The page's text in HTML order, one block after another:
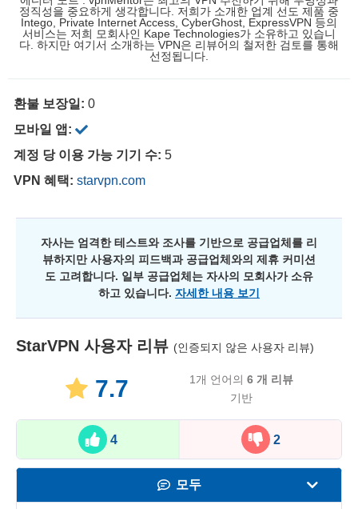
정직성을 중요하게 생각합니다. 저희가 소개한 업계 선도 제품 중
Intego, Private Internet Access, CyberGhost, ExpressVPN 등의
서비스는 저희 모회사인 Kape Technologies가 소유하고 있습니
다. 하지만 여기서 소개하는 VPN은 리뷰어의 철저한 검토를 통해
선정됩니다.
환불 보장일: 0
모바일 앱:
계정 당 이용 가능 기기 수: 5
VPN 혜택: starvpn.com
자사는 엄격한 테스트와 조사를 기반으로 공급업체를 리
뷰하지만 사용자의 피드백과 공급업체와의 제휴 커미션
도 고려합니다. 일부 공급업체는 자사의 모회사가 소유
하고 있습니다. 자세한 내용 보기
StarVPN 사용자 리뷰 (인증되지 않은 사용자 리뷰)
7.7 1개 언어의 6 개 리뷰
기반
4 2
모두